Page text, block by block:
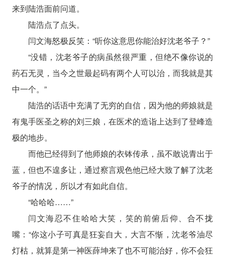
来到陆浩面前问道。
陆浩点了点头。
闫文海怒极反笑：“听你这意思你能治好沈老爷子？”
“没错，沈老爷子的病虽然很严重，但绝不像你说的
药石无灵，当今之世最起码有两个人可以治，而我就是其
中一个。”
陆浩的话语中充满了无穷的自信，因为他的师娘就是
有鬼手医圣之称的刘三娘，在医术的造诣上达到了登峰造
极的地步。
而他已经得到了他师娘的衣钵传承，虽不敢说青出于
蓝，但也不遑多让，通过察言观色他已经大致了解了沈老
爷子的情况，所以才有如此自信。
“哈哈哈……”
闫文海忍不住哈哈大笑，笑的前俯后仰、合不拢
嘴：“你这小子可真是狂妄自大，大言不惭，沈老爷油尽
灯枯，就算是第一神医薛坤来了也不可能治好，你不会狂